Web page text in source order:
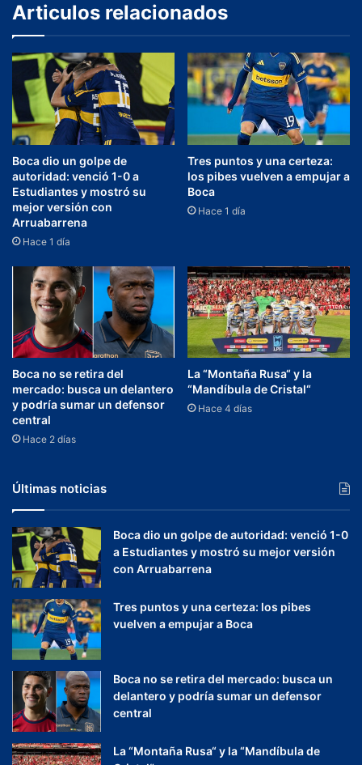
Articulos relacionados
Boca dio un golpe de
autoridad: venció 1-0 a
Estudiantes y mostró su
mejor versión con
Arruabarrena
Hace 1 día
Tres puntos y una certeza:
los pibes vuelven a empujar a
Boca
Hace 1 día
Boca no se retira del
mercado: busca un delantero
y podría sumar un defensor
central
Hace 2 días
La “Montaña Rusa“ y la
“Mandíbula de Cristal“
Hace 4 días
Últimas noticias
Boca dio un golpe de autoridad: venció 1-0
a Estudiantes y mostró su mejor versión
con Arruabarrena
Tres puntos y una certeza: los pibes
vuelven a empujar a Boca
Boca no se retira del mercado: busca un
delantero y podría sumar un defensor
central
La “Montaña Rusa“ y la “Mandíbula de